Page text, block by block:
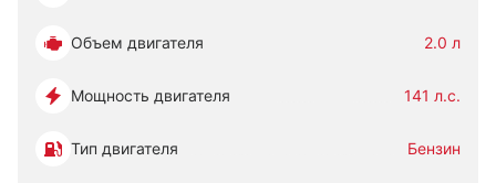
Объем двигателя 2.0 л
Мощность двигателя 141 л.с.
Тип двигателя Бензин